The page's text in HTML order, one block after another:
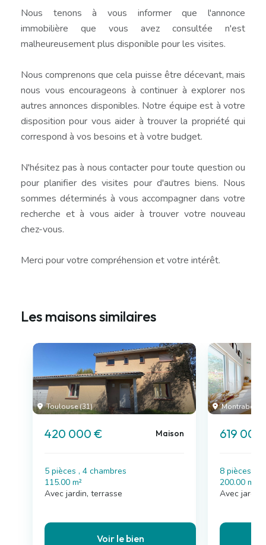
Nous tenons à vous informer que l'annonce
immobilière que vous avez consultée n'est
malheureusement plus disponible pour les visites.
Nous comprenons que cela puisse être décevant, mais
nous vous encourageons à continuer à explorer nos
autres annonces disponibles. Notre équipe est à votre
disposition pour vous aider à trouver la propriété qui
correspond à vos besoins et à votre budget.
N'hésitez pas à nous contacter pour toute question ou
pour planifier des visites pour d'autres biens. Nous
sommes déterminés à vous accompagner dans votre
recherche et à vous aider à trouver votre nouveau
chez-vous.
Merci pour votre compréhension et votre intérêt.
Les maisons similaires
Toulouse (31)
420 000 € Maison
5 pièces , 4 chambres
115.00 m²
Avec jardin, terrasse
Voir le bien
Montrabé
619
8 pièces , 6
200.00 m²
Avec jardin